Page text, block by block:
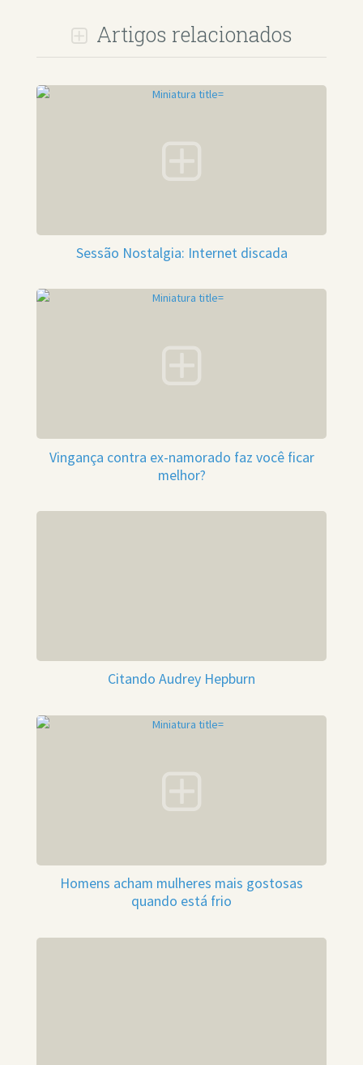
Artigos relacionados
Sessão Nostalgia: Internet discada
Vingança contra ex-namorado faz você ficar
melhor?
Citando Audrey Hepburn
Homens acham mulheres mais gostosas
quando está frio